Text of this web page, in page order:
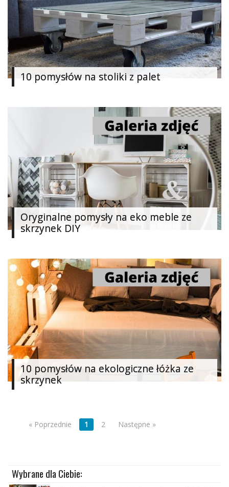
10 pomysłów na stoliki z palet
Oryginalne pomysły na eko meble ze
skrzynek DIY
10 pomysłów na ekologiczne łóżka ze
skrzynek
« Poprzednie 1 2 Następne »
Wybrane dla Ciebie: